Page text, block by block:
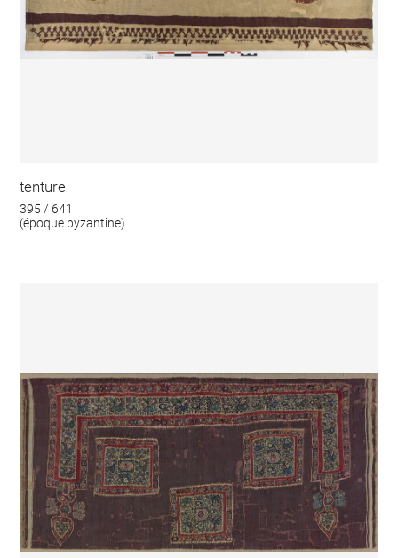
tenture
395 / 641
(époque byzantine)